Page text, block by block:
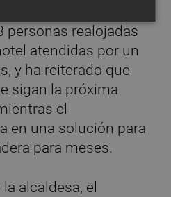
personas realojadas
atendidas por un
y ha reiterado que
sigan la próxima
el
en una solución para
para meses.
alcaldesa, el